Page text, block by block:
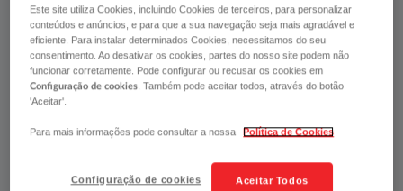
三大理由
信任忠诚保险工伤险的解决方案。
快速
Este site utiliza Cookies, incluindo Cookies de terceiros, para personalizar
conteúdos e anúncios, e para que a sua navegação seja mais agradável e
eficiente. Para instalar determinados Cookies, necessitamos do seu
consentimento. Ao desativar os cookies, partes do nosso site podem não
funcionar corretamente. Pode configurar ou recusar os cookies em
Configuração de cookies . Também pode aceitar todos, através do botão
'Aceitar'.
Para mais informações pode consultar a nossa Política de Cookies
Aceitar Todos
Configuração de cookies